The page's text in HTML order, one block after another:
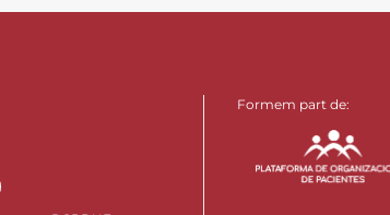
Formem part de: